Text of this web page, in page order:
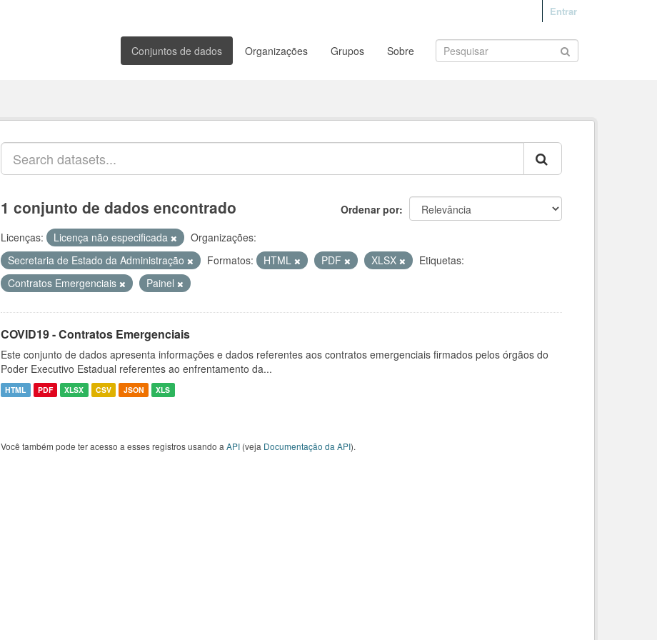
Entrar
Conjuntos de dados Organizações Grupos Sobre
Ordenar por
1 conjunto de dados encontrado
Licenças: Licença não especificada
Organizações:
Secretaria de Estado da Administração
Formatos: HTML PDF XLSX
Etiquetas:
Contratos Emergenciais
Painel
COVID19 - Contratos Emergenciais
Este conjunto de dados apresenta informações e dados referentes aos contratos emergenciais firmados pelos órgãos do
Poder Executivo Estadual referentes ao enfrentamento da...
HTML PDF XLSX CSV JSON XLS
Você também pode ter acesso a esses registros usando a API (veja Documentação da API).